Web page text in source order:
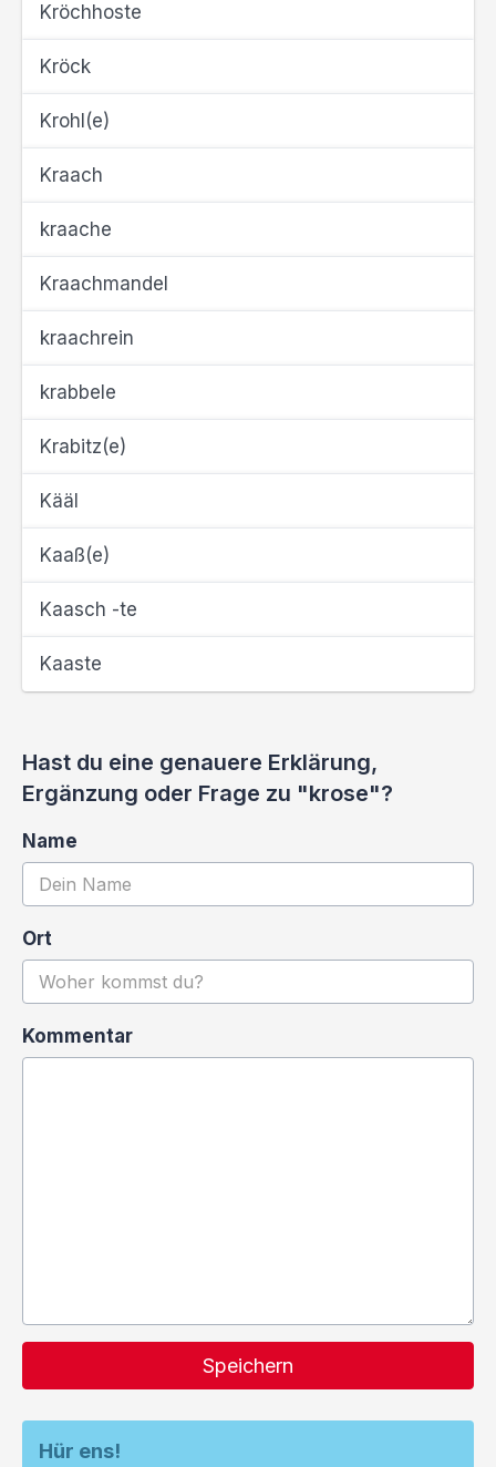
Kröchhoste
Kröck
Krohl(e)
Kraach
kraache
Kraachmandel
kraachrein
krabbele
Krabitz(e)
Kääl
Kaaß(e)
Kaasch -te
Kaaste
Hast du eine genauere Erklärung,
Ergänzung oder Frage zu "krose"?
Name
Ort
Kommentar
Speichern
Hür ens!